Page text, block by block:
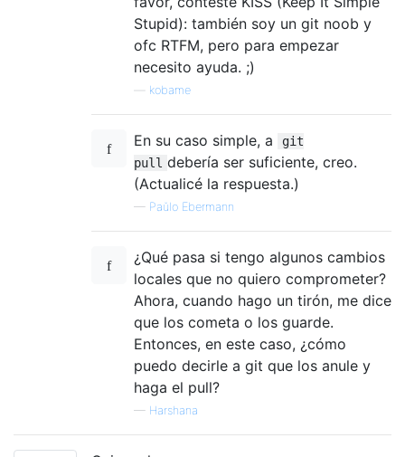
Stupid): también soy un git noob y
ofc RTFM, pero para empezar
necesito ayuda. ;)
kobame
En su caso simple, a
git
pull debería ser suficiente, creo.
(Actualicé la respuesta.)
— Paŭlo Ebermann
¿Qué pasa si tengo algunos cambios
locales que no quiero comprometer?
Ahora, cuando hago un tirón, me dice
que los cometa o los guarde.
Entonces, en este caso, ¿cómo
puedo decirle a git que los anule y
haga el pull?
— Harshana